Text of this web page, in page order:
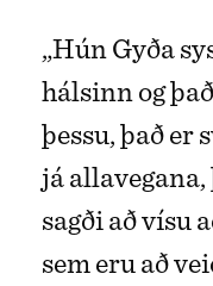
„Hún Gyða
hálsinn og
þessu, það
já
sagði að
sem eru að